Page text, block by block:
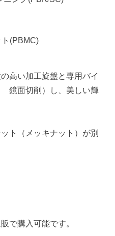
(PBMC)
高い加工旋盤と専用バイ
鏡面切削）し、美しい輝
ト（メッキナット）が別
で購入可能です。